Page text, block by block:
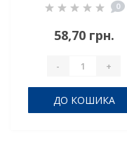
0
58,70 грн.
- +
ДО КОШИКА